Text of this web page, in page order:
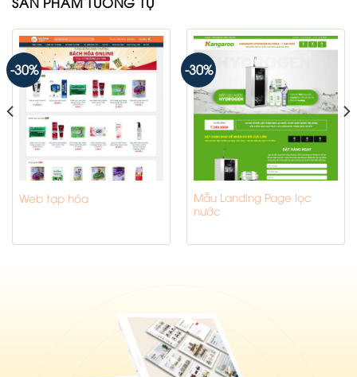
-30%
Web tạp hóa
-30%
Mẫu Landing Page lọc
nước